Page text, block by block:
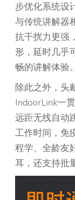
步优化系统设
与传统讲解器
抗干扰力更强
形，延时几乎
畅的讲解体验。
除此之外，头
IndoorLink一
远距无线自动
工作时间，免
程学、全龄友
耳，还支持批